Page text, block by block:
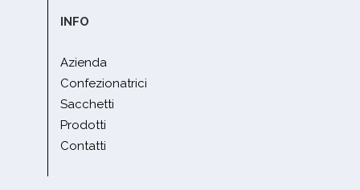
INFO
Azienda
Confezionatrici
Sacchetti
Prodotti
Contatti